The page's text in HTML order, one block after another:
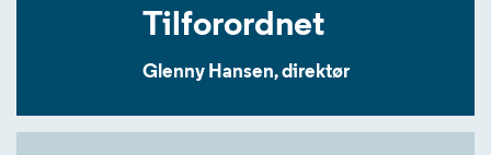
Tilforordnet
Glenny Hansen, direktør